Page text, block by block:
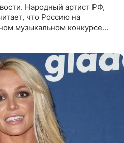
Народный артист РФ,
что Россию на
музыкальном конкурсе